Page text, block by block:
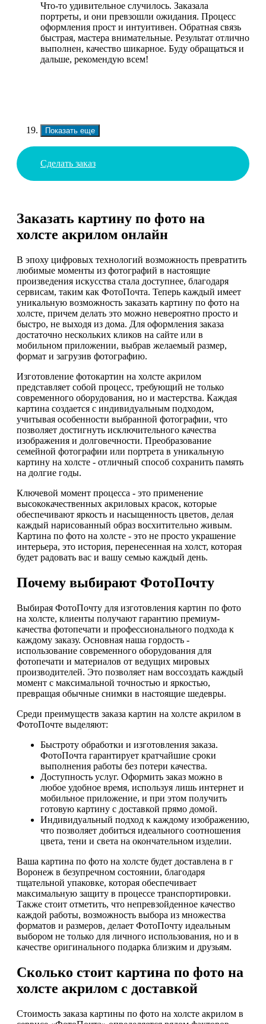
Что-то удивительное случилось. Заказала
портреты, и они превзошли ожидания. Процесс
оформления прост и интуитивен. Обратная связь
быстрая, мастера внимательные. Результат отлично
выполнен, качество шикарное. Буду обращаться и
дальше, рекомендую всем!
Показать еще
Сделать заказ
Заказать картину по фото на
холсте акрилом онлайн
В эпоху цифровых технологий возможность превратить
любимые моменты из фотографий в настоящие
произведения искусства стала доступнее, благодаря
сервисам, таким как ФотоПочта. Теперь каждый имеет
уникальную возможность заказать картину по фото на
холсте, причем делать это можно невероятно просто и
быстро, не выходя из дома. Для оформления заказа
достаточно нескольких кликов на сайте или в
мобильном приложении, выбрав желаемый размер,
формат и загрузив фотографию.
Изготовление фотокартин на холсте акрилом
представляет собой процесс, требующий не только
современного оборудования, но и мастерства. Каждая
картина создается с индивидуальным подходом,
учитывая особенности выбранной фотографии, что
позволяет достигнуть исключительного качества
изображения и долговечности. Преобразование
семейной фотографии или портрета в уникальную
картину на холсте - отличный способ сохранить память
на долгие годы.
Ключевой момент процесса - это применение
высококачественных акриловых красок, которые
обеспечивают яркость и насыщенность цветов, делая
каждый нарисованный образ восхитительно живым.
Картина по фото на холсте - это не просто украшение
интерьера, это история, перенесенная на холст, которая
будет радовать вас и вашу семью каждый день.
Почему выбирают ФотоПочту
Выбирая ФотоПочту для изготовления картин по фото
на холсте, клиенты получают гарантию премиум-
качества фотопечати и профессионального подхода к
каждому заказу. Основная наша гордость -
использование современного оборудования для
фотопечати и материалов от ведущих мировых
производителей. Это позволяет нам воссоздать каждый
момент с максимальной точностью и яркостью,
превращая обычные снимки в настоящие шедевры.
Среди преимуществ заказа картин на холсте акрилом в
ФотоПочте выделяют:
Быстроту обработки и изготовления заказа.
ФотоПочта гарантирует кратчайшие сроки
выполнения работы без потери качества.
Доступность услуг. Оформить заказ можно в
любое удобное время, используя лишь интернет и
мобильное приложение, и при этом получить
готовую картину с доставкой прямо домой.
Индивидуальный подход к каждому изображению,
что позволяет добиться идеального соотношения
цвета, тени и света на окончательном изделии.
Ваша картина по фото на холсте будет доставлена в г
Воронеж в безупречном состоянии, благодаря
тщательной упаковке, которая обеспечивает
максимальную защиту в процессе транспортировки.
Также стоит отметить, что непревзойденное качество
каждой работы, возможность выбора из множества
форматов и размеров, делает ФотоПочту идеальным
выбором не только для личного использования, но и в
качестве оригинального подарка близким и друзьям.
Сколько стоит картина по фото на
холсте акрилом с доставкой
Стоимость заказа картины по фото на холсте акрилом в